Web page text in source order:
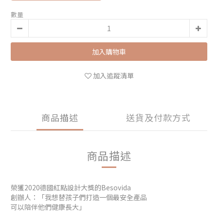
數量
加入購物車
加入追蹤清單
商品描述 送貨及付款方式
商品描述
榮獲2020德國紅點設計大獎的Besovida
創辦人：「我想替孩子們打造一個最安全產品
可以陪伴他們健康長大」